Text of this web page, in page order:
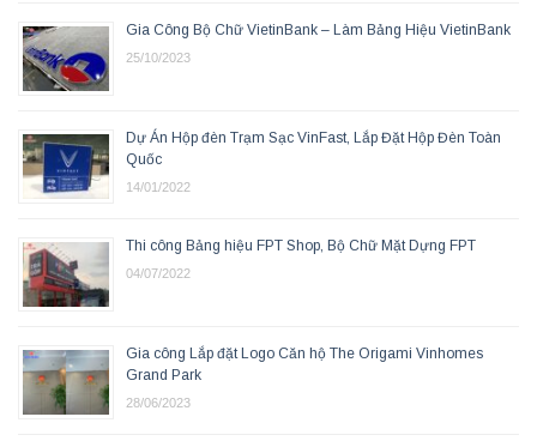
Gia Công Bộ Chữ VietinBank – Làm Bảng Hiệu VietinBank
25/10/2023
Dự Án Hộp đèn Trạm Sạc VinFast, Lắp Đặt Hộp Đèn Toàn
Quốc
14/01/2022
Thi công Bảng hiệu FPT Shop, Bộ Chữ Mặt Dựng FPT
04/07/2022
Gia công Lắp đặt Logo Căn hộ The Origami Vinhomes
Grand Park
28/06/2023